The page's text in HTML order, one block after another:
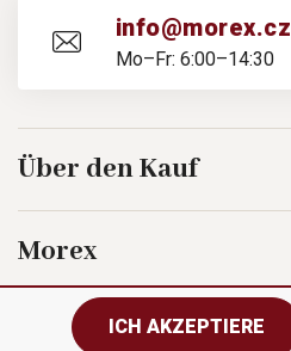
info@morex.cz
Mo–Fr: 6:00–14:30
Über den Kauf
Morex
ICH AKZEPTIERE